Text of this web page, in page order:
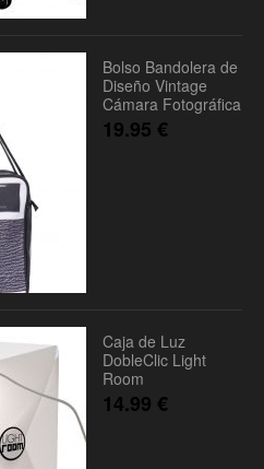
Bolso Bandolera de
Diseño Vintage
Cámara Fotográfica
19.95 €
Caja de Luz
DobleClic Light
Room
14.99 €